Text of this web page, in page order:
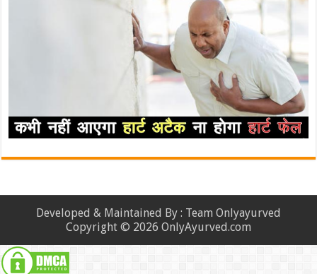
Developed & Maintained By : Team Onlyayurved
Copyright © 2026 OnlyAyurved.com